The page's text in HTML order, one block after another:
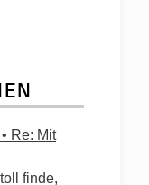
Re: Mit
finde,